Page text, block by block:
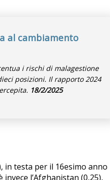
al cambiamento
i rischi di malagestione
posizioni. Il rapporto 2024
18/2/2025
in testa per il 16esimo anno
l’Afghanistan (0,25),